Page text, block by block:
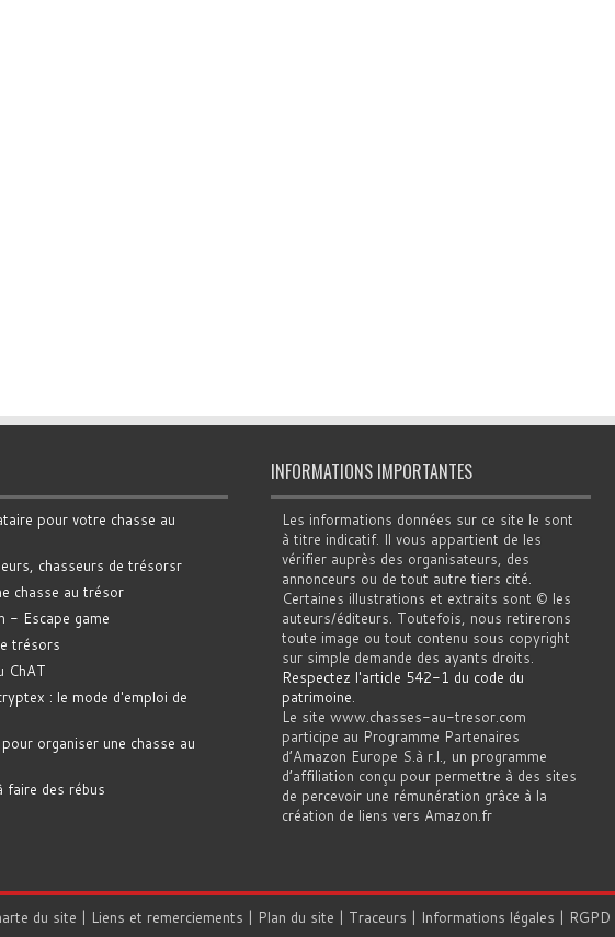
pour votre chasse au
chasseurs de trésorsr
chasse au trésor
- Escape game
trésors
ChAT
: le mode d'emploi de
organiser une chasse au
faire des rébus
INFORMATIONS IMPORTANTES
Les informations données sur ce site le sont
à titre indicatif. Il vous appartient de les
vérifier auprès des organisateurs, des
annonceurs ou de tout autre tiers cité.
Certaines illustrations et extraits sont © les
auteurs/éditeurs. Toutefois, nous retirerons
toute image ou tout contenu sous copyright
sur simple demande des ayants droits.
Respectez l'article 542-1 du code du
patrimoine
Le site www.chasses-au-tresor.com
participe au Programme Partenaires
d’Amazon Europe S.à r.l., un programme
d’affiliation conçu pour permettre à des sites
de percevoir une rémunération grâce à la
création de liens vers Amazon.fr
du site | Liens et remerciements | Plan du site | Traceurs | Informations légales | RGPD